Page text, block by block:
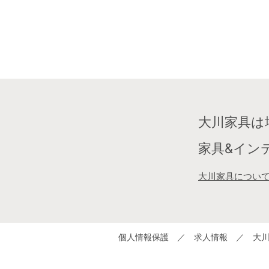
大川家具
家具&イン
大川家具につい
個人情報保護 ／ 求人情報 ／ 大